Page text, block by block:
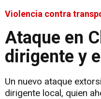
Violencia contra
Ataque en
dirigente y
Un nuevo ataque
dirigente local, quien